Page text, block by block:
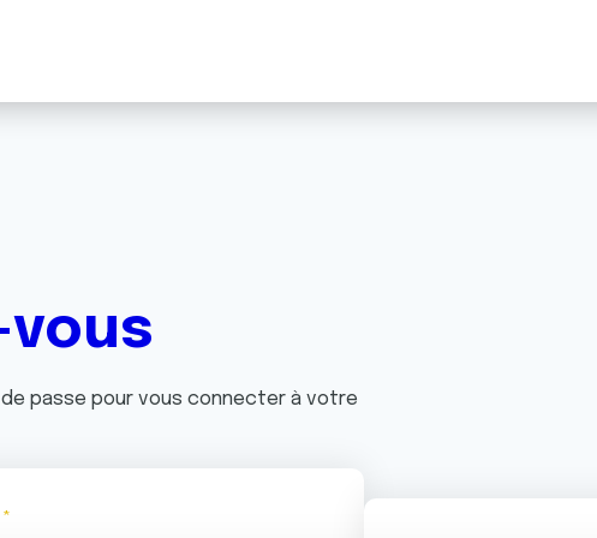
passe pour vous connecter à votre